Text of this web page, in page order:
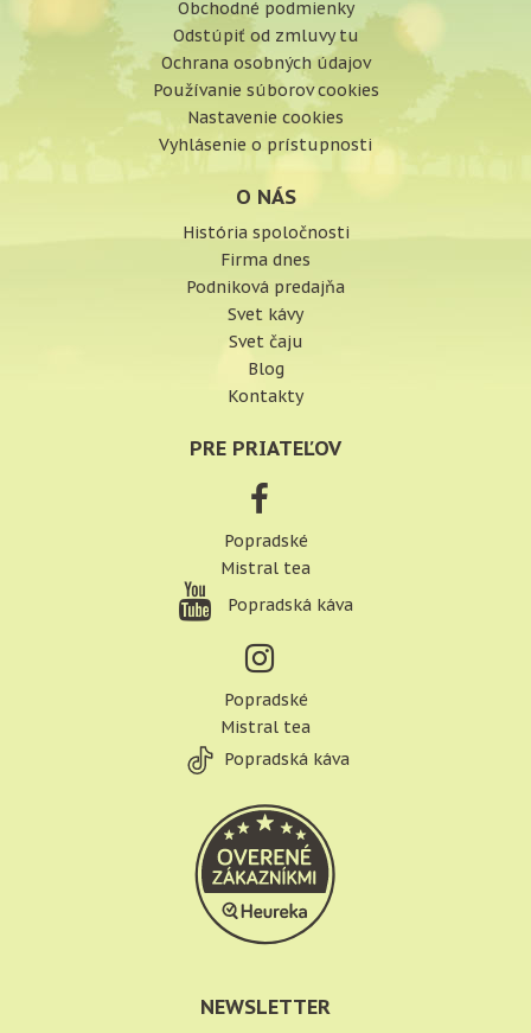
Obchodné podmienky
Odstúpiť od zmluvy tu
Ochrana osobných údajov
Používanie súborov cookies
Nastavenie cookies
Vyhlásenie o prístupnosti
O NÁS
História spoločnosti
Firma dnes
Podniková predajňa
Svet kávy
Svet čaju
Blog
Kontakty
PRE PRIATEĽOV
Popradské
Mistral tea
Popradská káva
Popradské
Mistral tea
Popradská káva
NEWSLETTER